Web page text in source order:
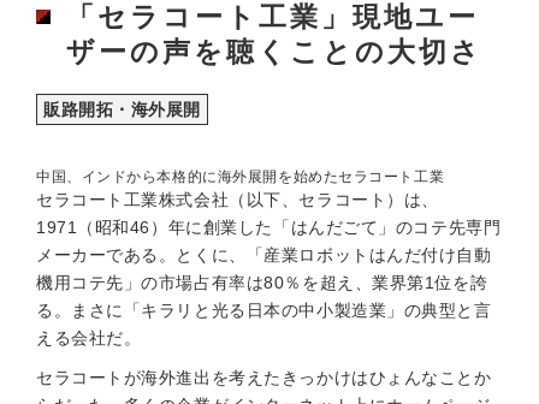
「セラコート工業」現地ユー
ザーの声を聴くことの大切さ
販路開拓・海外展開
中国、インドから本格的に海外展開を始めたセラコート工業
セラコート工業株式会社（以下、セラコート）は、
1971（昭和46）年に創業した「はんだごて」のコテ先専門
メーカーである。とくに、「産業ロボットはんだ付け自動
機用コテ先」の市場占有率は80％を超え、業界第1位を誇
る。まさに「キラリと光る日本の中小製造業」の典型と言
える会社だ。
セラコートが海外進出を考えたきっかけはひょんなことか